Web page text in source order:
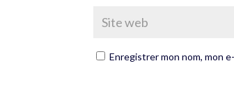
Enregistrer mon nom, mon